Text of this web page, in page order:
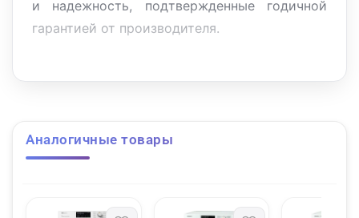
и надежность, подтвержденные годичной
гарантией от производителя.
Модель оборудована прямой панелью
управления и дверным упором справа, что
Аналогичные товары